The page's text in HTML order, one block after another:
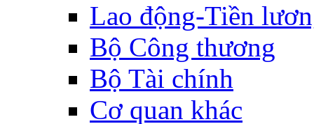
Lao động-Tiền
Bộ Công thương
Bộ Tài chính
Cơ quan khác